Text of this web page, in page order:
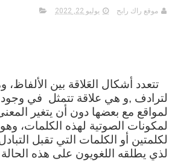
موقع راك رابح يوليو 22, 2022
تتعدد أشكال العَلاقة بين
الترادف ,و هي علاقة تتمثل في وجود
المواقع مع بعضها دون أن يتغير
المكونات الصوتية لهذه الكلمات،
الكلمتين أو الكلمات التي تقبل
الذي يطلقه اللغويون على هذه